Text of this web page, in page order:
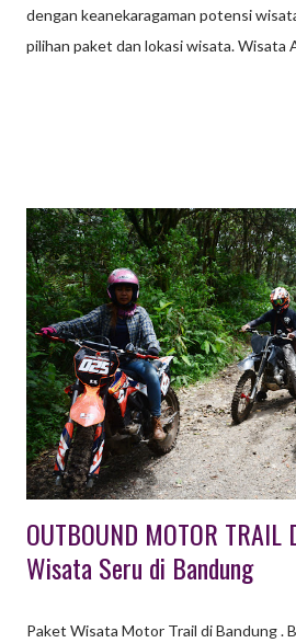
dengan keanekaragaman potensi
pilihan paket dan lokasi wisata. Wisata
Oleh, Wisata Budaya, dan masih
potensi wisata beragam dengan
bagi Anda yang berencana berwisata
pegunungan. 36 TEMPAT WISATA
LEMBANG BANDUNG Lembang,
berbagai tempat wisata outbound
hingga wahana permainan, yang
perusahaan, sekolah, atau keluarga.
Taman Wisata Grafika Cikole dan
aktivitas alam yang lengkap, serta
OUTBOUND MOTOR TRAIL
Wisata Seru di Bandung
Paket Wisata Motor Trail di Bandung .